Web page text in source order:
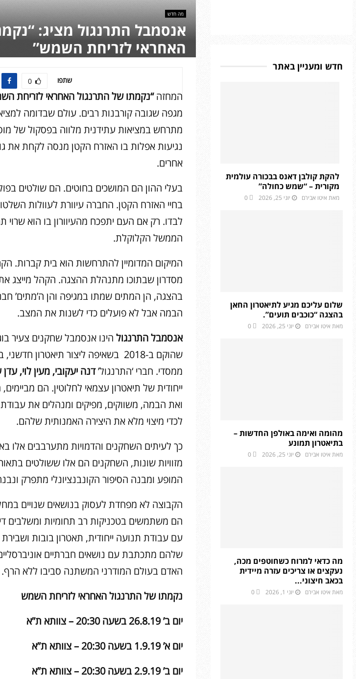
מה חדש
אנסמבל התרנגול מציג:
האחראי לזריחת השמש”
שתפו 0
המחזה“נקמתו של התרנגול האחראי לזריחת
מגפה שגובה קורבנות רבים. עולם שבדומה
מתרחש במציאות עתידנית מלווה בפסקול של
נגיעות אפלות בו האזרח הקטן מנסה לקחת את
אחרים.
בעלי ההון הם המושכים בחוטים. הם שולטים
בחיי האזרח הקטן. החברה עיוורת לעוולות
לבדו. רק אם העם יתפכח מהעיוורון בו הוא
הממשל הקלוקלת.
המיקום המדומיין להתרחשות הוא בית קברות.
מסדרון שבתוכו מתנהלת ההצגה. הקהל מייצג
בהצגה, הן המתים שמתו במגיפה והן ה’מתים’
הבמה אבל לא פועלים כדי לשנות את המצב.
אנסמבל התרנגול הינו אנסמבל שחקנים צעיר
שהוקם ב-2018 בשאיפה ליצור
ממסדי. חברי ‘התרנגול’דנה יעקובי, מעין לוי,
ייחודית של תיאטרון עצמאי לחלוטין. הם
ואת הבמה, משווקים, מפיקים ומנהלים את
לכדי מיצוי מלא את היצירה האמנותית שלהם.
כך לעיתים השחקנים והדמויות מתערבבים
מזוויות שונות, השחקנים הם אלו ששולטים
המופע ומבנה הסיפור הקונבנציונלי מתפרק
הקבוצה לא מפחדת לעסוק בנושאים שנויים
הם משתמשים בטכניקות רב תחומיות ומשלבים
עם עבודת תנועה ייחודית, תאטרון בובות
שלהם מתכתבת עם נושאים חברתיים
האדם בעולם המודרני המשתנה סביבו ללא הרף.
נקמתו של התרנגול האחראי לזריחת השמש
יום ב’ 26.8.19 בשעה 20:30 – צוותא ת”א
יום א’ 1.9.19 בשעה 20:30 – צוותא ת”א
יום ב’ 2.9.19 בשעה 20:30 – צוותא ת”א
חדש ומעניין באתר
להקת קולבן דאנס בבכורה עולמית
מקורית – “שמש כחולה”
מאת איטו אבירם יוני 25, 2026 0
שלום עליכם מגיע לתיאטרון החאן
בהצגה “כוכבים תועים”.
מאת איטו אבירם יוני 25, 2026 0
מהומה ואימה באולפן החדשות –
בתיאטרון תמונע
מאת איטו אבירם יוני 25, 2026 0
מה כדאי למרוח כשחוטפים מכה,
נעקצים או צריכים עזרה מיידית
בכאב חיצוני...
מאת איטו אבירם יוני 1, 2026 0